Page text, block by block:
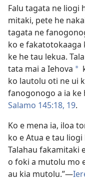
Falu tagata ne liogi
mitaki, pete he
tagata ne
ko e fakatotokaaga
ke he tau lekua.
tata mai a Iehova *
ko lautolu oti ne ui
fanogonogo a ia ke
Salamo 145:18, 19.
Ko e mena ia, iloa
ko e Atua e tau
Talahau fakamitaki
o foki a mutolu mo
au kia mutolu.”​—